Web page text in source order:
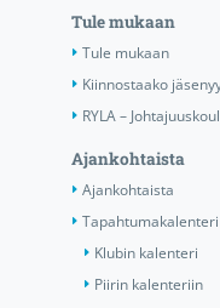
Tule mukaan
Tule mukaan
Kiinnostaako
RYLA –
Ajankohtaista
Ajankohtaista
Tapahtumakalenteri
Klubin kalenteri
Piirin kalenteriin